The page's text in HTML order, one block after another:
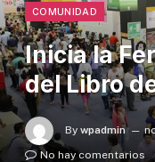
COMUNIDAD
Inicia la
del Libro
By wpadmin
No hay comentarios